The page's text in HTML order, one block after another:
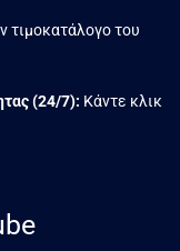
τιμοκατάλογο του
(24/7): Κάντε κλικ